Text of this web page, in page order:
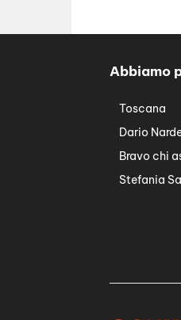
Abbiamo
Toscana
Dario
Bravo chi
Stefania